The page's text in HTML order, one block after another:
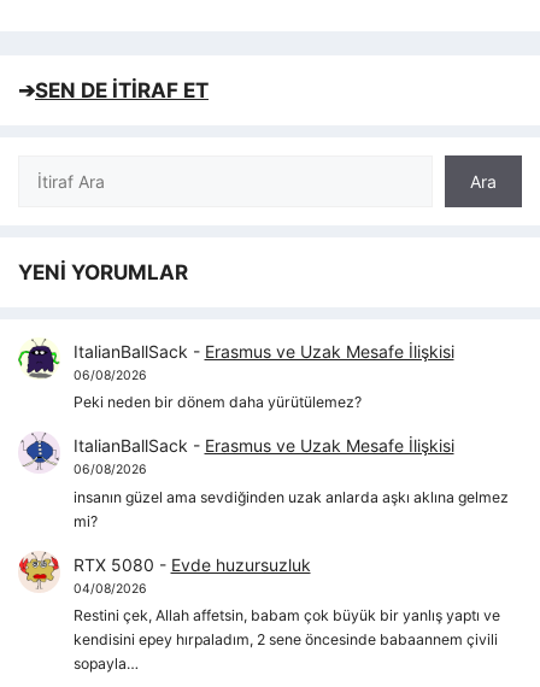
➔SEN DE İTİRAF ET
Ara
Ara
YENİ YORUMLAR
ItalianBallSack - Erasmus ve Uzak Mesafe İlişkisi
06/08/2026
Peki neden bir dönem daha yürütülemez?
ItalianBallSack - Erasmus ve Uzak Mesafe İlişkisi
06/08/2026
insanın güzel ama sevdiğinden uzak anlarda aşkı aklına gelmez
mi?
RTX 5080 - Evde huzursuzluk
04/08/2026
Restini çek, Allah affetsin, babam çok büyük bir yanlış yaptı ve
kendisini epey hırpaladım, 2 sene öncesinde babaannem çivili
sopayla…